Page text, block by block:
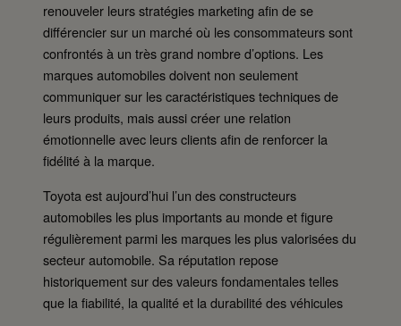
renouveler leurs stratégies marketing afin de se
différencier sur un marché où les consommateurs sont
confrontés à un très grand nombre d’options. Les
marques automobiles doivent non seulement
communiquer sur les caractéristiques techniques de
leurs produits, mais aussi créer une relation
émotionnelle avec leurs clients afin de renforcer la
fidélité à la marque.
Toyota est aujourd’hui l’un des constructeurs
automobiles les plus importants au monde et figure
régulièrement parmi les marques les plus valorisées du
secteur automobile. Sa réputation repose
historiquement sur des valeurs fondamentales telles
que la fiabilité, la qualité et la durabilité des véhicules